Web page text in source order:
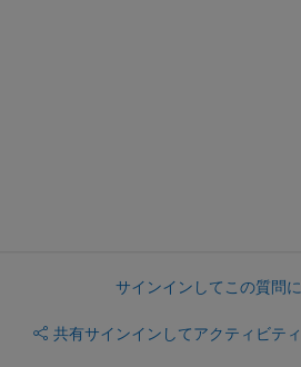
サインインしてこの質問に
共有サインインしてアクティビテ